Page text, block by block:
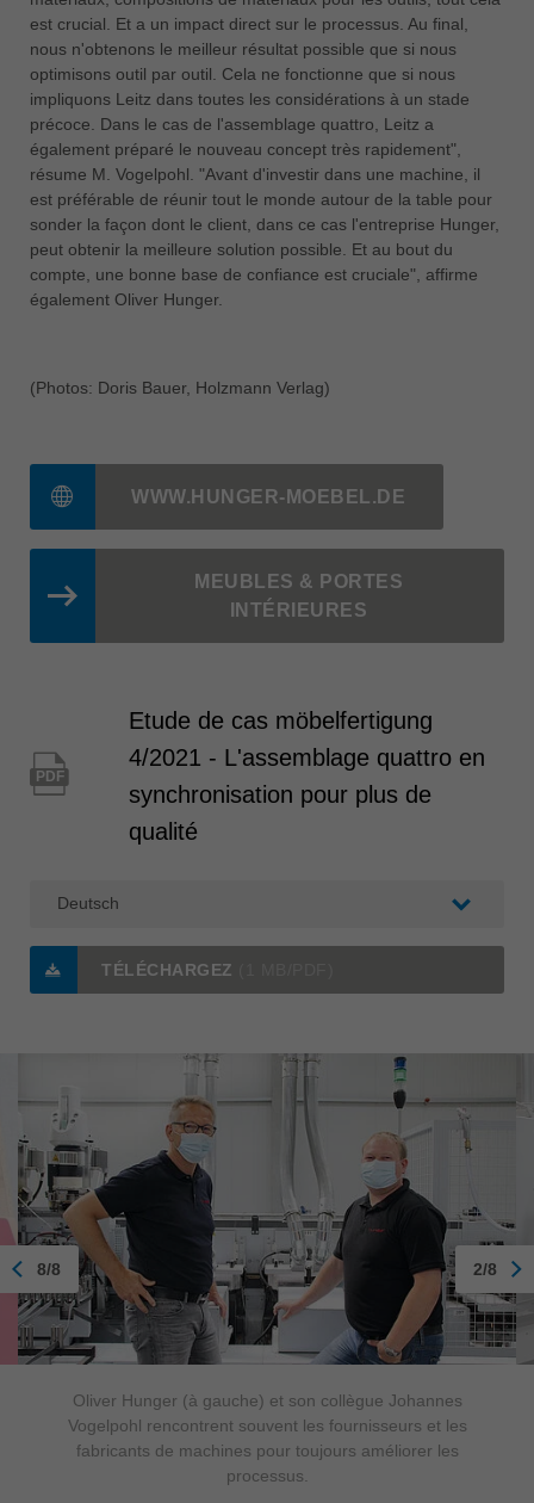
est crucial. Et a un impact direct sur le processus. Au final,
nous n'obtenons le meilleur résultat possible que si nous
optimisons outil par outil. Cela ne fonctionne que si nous
impliquons Leitz dans toutes les considérations à un stade
précoce. Dans le cas de l'assemblage quattro, Leitz a
également préparé le nouveau concept très rapidement",
résume M. Vogelpohl. "Avant d'investir dans une machine, il
est préférable de réunir tout le monde autour de la table pour
sonder la façon dont le client, dans ce cas l'entreprise Hunger,
peut obtenir la meilleure solution possible. Et au bout du
compte, une bonne base de confiance est cruciale", affirme
également Oliver Hunger.
(Photos: Doris Bauer, Holzmann Verlag)
WWW.HUNGER-MOEBEL.DE
MEUBLES & PORTES
INTÉRIEURES
PDF
Etude de cas möbelfertigung
4/2021 - L'assemblage quattro en
synchronisation pour plus de
qualité
TÉLÉCHARGEZ
Oliver Hunger (à gauche) et son collègue Johannes
Vogelpohl rencontrent souvent les fournisseurs et les
fabricants de machines pour toujours améliorer les
processus.
8/8 2/8